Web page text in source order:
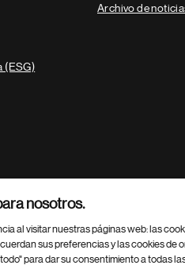
(ESG)
Archivo de
nosotros.
al visitar nuestras páginas web: las
sus preferencias y las cookies de
para dar su consentimiento a todas